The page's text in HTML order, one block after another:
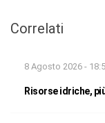
Correlati
8 Agosto 2026 -
Risorse idriche,